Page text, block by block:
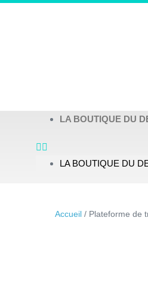
LA BOUTIQUE DU
LA BOUTIQUE DU
Accueil / Plateforme de